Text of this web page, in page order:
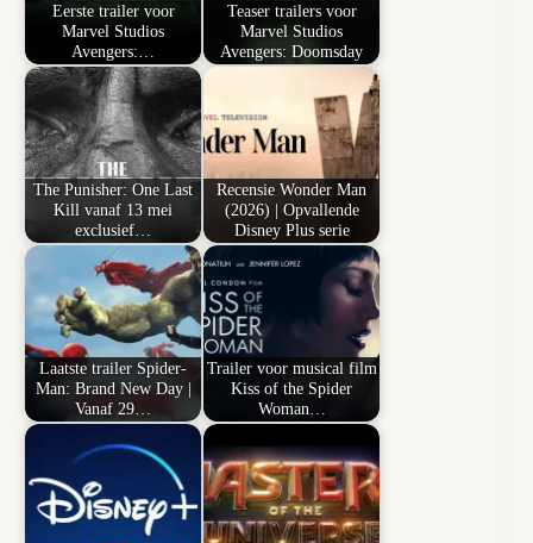
Eerste trailer voor
Marvel Studios
Avengers:…
Teaser trailers voor
Marvel Studios
Avengers: Doomsday
The Punisher: One Last
Kill vanaf 13 mei
exclusief…
Recensie Wonder Man
(2026) | Opvallende
Disney Plus serie
Laatste trailer Spider-
Man: Brand New Day |
Vanaf 29…
Trailer voor musical film
Kiss of the Spider
Woman…